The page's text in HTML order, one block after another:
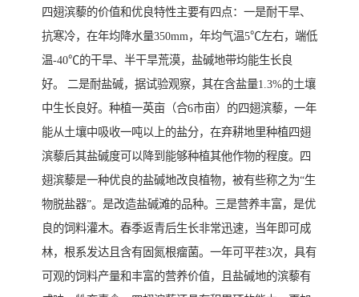
四翅滨藜的价值和优良特性主要有四点：一是耐干旱、
抗寒冷，在年均降水量350mm，年均气温5℃左右，端低
温-40℃的干旱、半干旱荒漠，盐碱地带均能生长良
好。 二是耐盐碱，据试验观察，其在含盐量1.3%的土壤
中生长良好。种植一英亩（合6市亩）的四翅滨藜，一年
能从土壤中吸收一吨以上的盐分，在弃耕地里种植四翅
滨藜后其盐碱度可以降到能够种植其他作物的程度。四
翅滨藜是一种优良的盐碱地改良植物，被有些称之为“生
物脱盐器”。是改造盐碱滩的品种。三是营养丰富，是优
良的饲料灌木。春季返青后生长非常迅速，当年即可成
林，根系发达且含有固氮根瘤菌。一年可平茬3次，具有
可观的饲料产量和丰富的营养价值，且盐碱地的滨藜有